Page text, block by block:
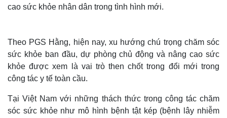
cao sức khỏe nhân dân trong tình hình mới.
Theo PGS Hằng, hiện nay, xu hướng chú trọng chăm sóc
sức khỏe ban đầu, dự phòng chủ động và nâng cao sức
khỏe được xem là vai trò then chốt trong đổi mới trong
công tác y tế toàn cầu.
Tại Việt Nam với những thách thức trong công tác chăm
sóc sức khỏe như mô hình bệnh tật kép (bệnh lây nhiễm